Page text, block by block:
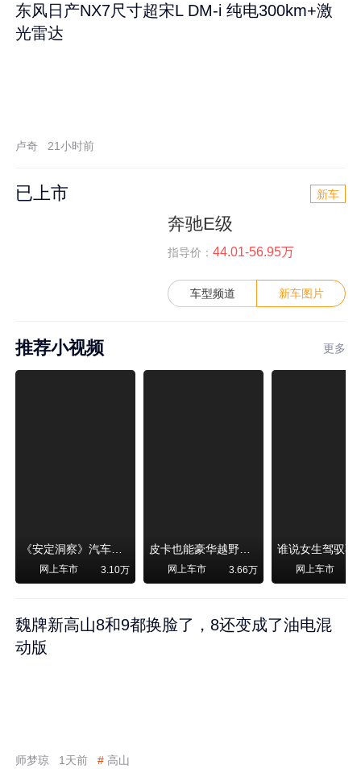
东风日产NX7尺寸超宋L DM-i 纯电300km+激
光雷达
卢奇 21小时前
已上市 新车
奔驰E级
指导价： 44.01-56.95万
车型频道 新车图片
推荐小视频 更多
《安定洞察》汽车烧不烧油，和石油安全无关！
网上车市 3.10万
皮卡也能豪华越野！纵横F700上市，限时卖29.99万起
网上车市 3.66万 网上车市
魏牌新高山8和9都换脸了，8还变成了油电混
动版
师梦琼 1天前 # 高山